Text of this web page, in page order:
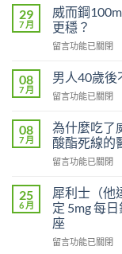
利
勁
對
早
有
嗎？
了
沒
效
別
著
怪
藥，
先
29
7 月
威而鋼
更穩？
在
而
鋼
100mg
感
覺，
什
換
每
日
利
留言功能已關閉
08
7 月
男人40歲後
在
人
40
歲
後
夠
硬？
使
用
威
留言功能已關閉
08
7 月
為什麼吃了
酸酯死線的
在
什
麼
吃
了
威
留言功能已關閉
25
6 月
犀利士（他
定 5mg 每
座
在
留言功能已關閉